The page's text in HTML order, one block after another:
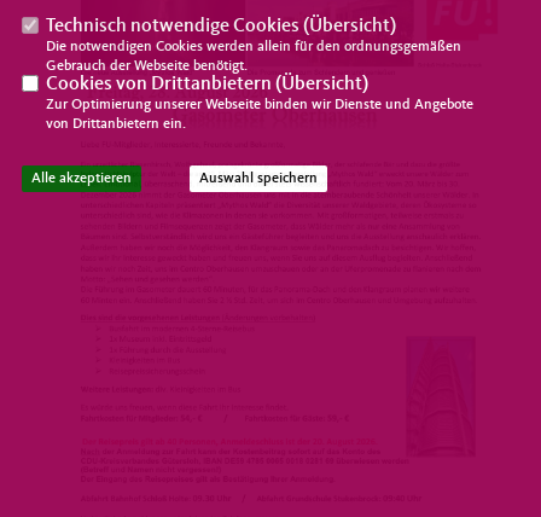
Technisch notwendige Cookies (Übersicht)
Die notwendigen Cookies werden allein für den ordnungsgemäßen
Gebrauch der Webseite benötigt.
Cookies von Drittanbietern (Übersicht)
Zur Optimierung unserer Webseite binden wir Dienste und Angebote
von Drittanbietern ein.
Alle akzeptieren Auswahl speichern